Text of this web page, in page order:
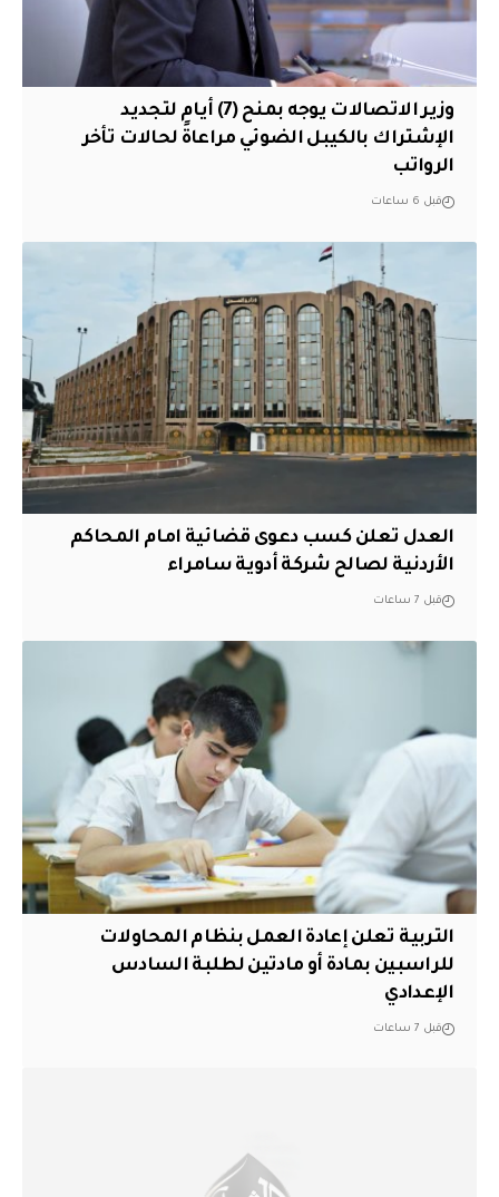
وزير الاتصالات يوجه بمنح (7) أيام لتجديد
الإشتراك بالكيبل الضوئي مراعاةً لحالات تأخر
الرواتب
قبل 6 ساعات
العدل تعلن كسب دعوى قضائية امام المحاكم
الأردنية لصالح شركة أدوية سامراء
قبل 7 ساعات
التربية تعلن إعادة العمل بنظام المحاولات
للراسبين بمادة أو مادتين لطلبة السادس
الإعدادي
قبل 7 ساعات